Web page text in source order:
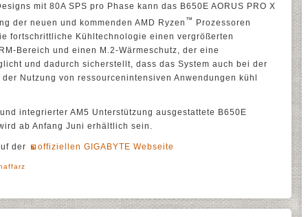
mit 80A SPS pro Phase kann das B650E AORUS PRO X
der neuen und kommenden AMD Ryzen ™
Prozessoren
fortschrittliche Kühltechnologie einen vergrößerten
Bereich und einen M.2-Wärmeschutz, der eine
und dadurch sicherstellt, dass das System auch bei der
Nutzung von ressourcenintensiven Anwendungen kühl
integrierter AM5 Unterstützung ausgestattete B650E
ab Anfang Juni erhältlich sein.
der offiziellen GIGABYTE Webseite